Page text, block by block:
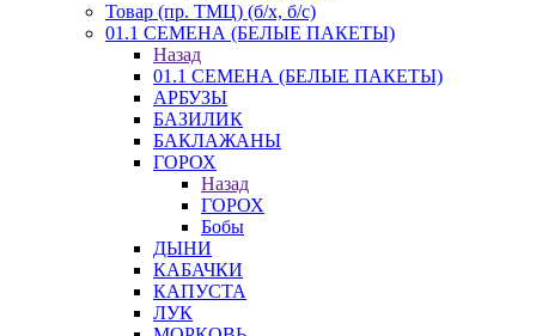
Товар (пр. ТМЦ) (б/х, б/с)
01.1 СЕМЕНА (БЕЛЫЕ ПАКЕТЫ)
Назад
01.1 СЕМЕНА (БЕЛЫЕ ПАКЕТЫ)
АРБУЗЫ
БАЗИЛИК
БАКЛАЖАНЫ
ГОРОХ
Назад
ГОРОХ
Бобы
ДЫНИ
КАБАЧКИ
КАПУСТА
ЛУК